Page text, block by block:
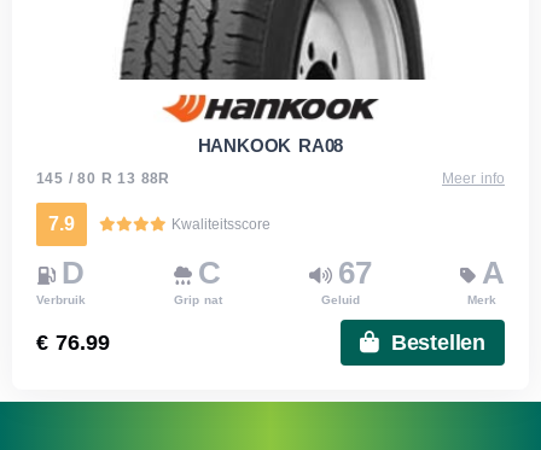
HANKOOK RA08
145 / 80 R 13 88R Meer info
7.9 Kwaliteitsscore
D
Verbruik
C
Grip nat
67
Geluid
A
Merk
€ 76.99 Bestellen